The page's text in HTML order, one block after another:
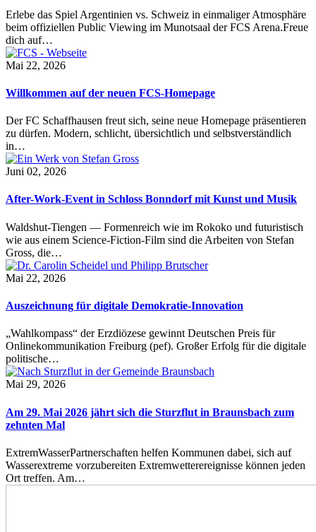
Erlebe das Spiel Argentinien vs. Schweiz in einmaliger Atmosphäre
beim offiziellen Public Viewing im Munotsaal der FCS Arena.Freue
dich auf…
Mai 22, 2026
Willkommen auf der neuen FCS-Homepage
Der FC Schaffhausen freut sich, seine neue Homepage präsentieren
zu dürfen. Modern, schlicht, übersichtlich und selbstverständlich
in…
Juni 02, 2026
After-Work-Event in Schloss Bonndorf mit Kunst und Musik
Waldshut-Tiengen — Formenreich wie im Rokoko und futuristisch
wie aus einem Science-Fiction-Film sind die Arbeiten von Stefan
Gross, die…
Mai 22, 2026
Auszeichnung für digitale Demokratie-Innovation
„Wahlkompass“ der Erzdiözese gewinnt Deutschen Preis für
Onlinekommunikation Freiburg (pef). Großer Erfolg für die digitale
politische…
Mai 29, 2026
Am 29. Mai 2026 jährt sich die Sturzflut in Braunsbach zum
zehnten Mal
ExtremWasserPartnerschaften helfen Kommunen dabei, sich auf
Wasserextreme vorzubereiten Extremwetterereignisse können jeden
Ort treffen. Am…